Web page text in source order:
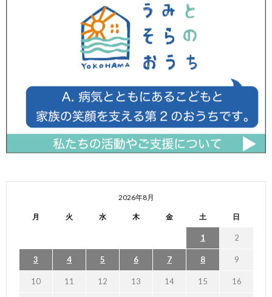
2026年8月
月 火 水 木 金 土 日
1 2
3 4 5 6 7 8 9
10 11 12 13 14 15 16